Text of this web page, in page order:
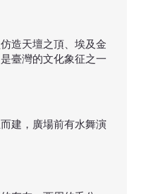
造天壇之頂、埃及金
臺灣的文化象征之一
建，廣場前有水舞演